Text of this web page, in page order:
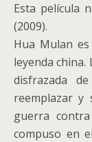
Esta película
(2009).
Hua Mulan
leyenda
disfrazada
reemplazar
guerra
compuso en